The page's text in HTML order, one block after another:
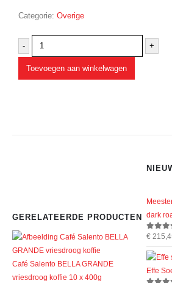
Categorie: Overige
- +
Toevoegen aan winkelwagen
GERELATEERDE PRODUCTEN
Café Salento BELLA GRANDE
vriesdroog koffie 10 x 400g
dark
0 out
€
Effe